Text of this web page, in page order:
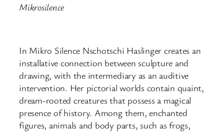
Mikrosilence
In Mikro Silence Nschotschi Haslinger creates an
installative connection between sculpture and
drawing, with the intermediary as an auditive
intervention. Her pictorial worlds contain quaint,
dream-rooted creatures that possess a magical
presence of history. Among them, enchanted
figures, animals and body parts, such as frogs,